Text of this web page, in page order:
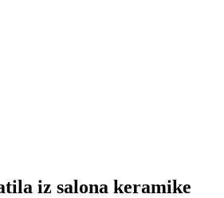
iz salona keramike